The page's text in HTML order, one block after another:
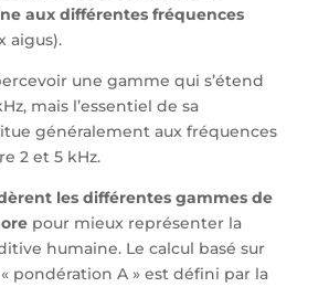
aux différentes fréquences
aigus).
une gamme qui s’étend
mais l’essentiel de sa
généralement aux fréquences
2 et 5 kHz.
les différentes gammes de
pour mieux représenter la
humaine. Le calcul basé sur
pondération A » est défini par la